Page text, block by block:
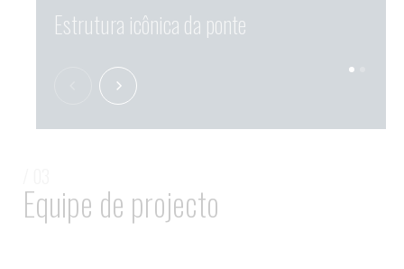
Estrutura icônica da ponte
Equipe de projecto